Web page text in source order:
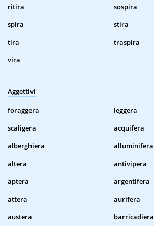
ritira
sospira
spira
stira
tira
traspira
vira
Aggettivi
foraggera
leggera
scaligera
acquifera
alberghiera
alluminifera
altera
antivipera
aptera
argentifera
attera
aurifera
austera
barricadiera